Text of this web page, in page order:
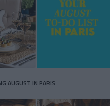
AUGUST IN PARIS